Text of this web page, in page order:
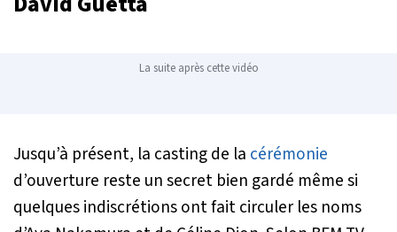
La suite après cette vidéo
Jusqu’à présent, la casting de la cérémonie
d’ouverture reste un secret bien gardé même si
quelques indiscrétions ont fait circuler les noms